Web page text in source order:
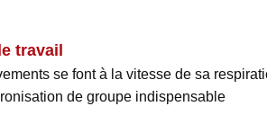
travail
se font à la vitesse de sa
de groupe indispensable